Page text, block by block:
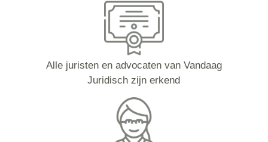
Alle juristen en advocaten van Vandaag
Juridisch zijn erkend